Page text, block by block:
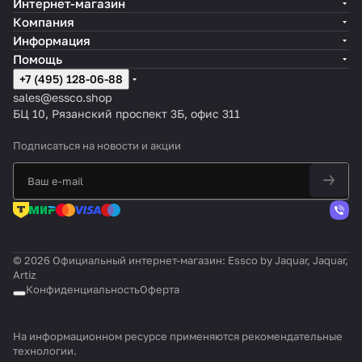
Интернет-магазин
Компания
Информация
Помощь
+7 (495) 128-06-88
sales@essco.shop
БЦ 10, Рязанский проспект 3Б, офис 311
Подписаться на новости и акции
© 2026 Официальный интернет-магазин: Essco by Jaquar, Jaquar,
Artiz
КонфиденциальностьОферта
На информационном ресурсе применяются рекомендательные
технологии.